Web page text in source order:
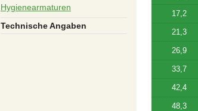
Hygienearmaturen
Technische Angaben
17,2
21,3
26,9
33,7
42,4
48,3